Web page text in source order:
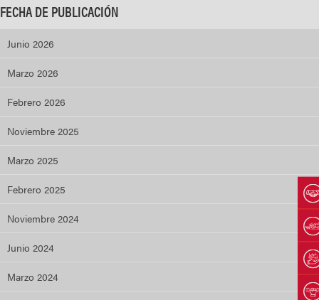
FECHA DE PUBLICACIÓN
Junio 2026
Marzo 2026
Febrero 2026
Noviembre 2025
Marzo 2025
Febrero 2025
Noviembre 2024
Junio 2024
Marzo 2024